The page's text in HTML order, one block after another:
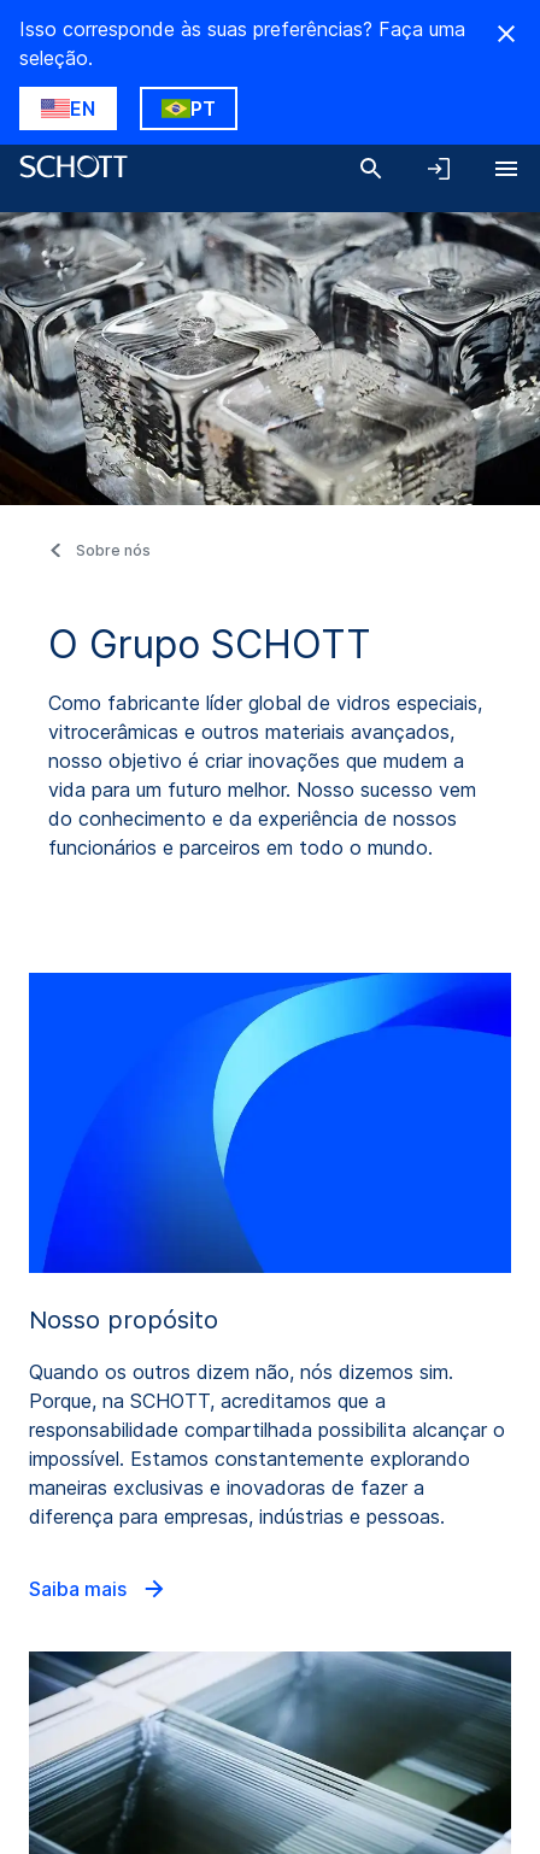
Isso corresponde às suas preferências? Faça uma
seleção.
EN PT
Sobre nós
O Grupo SCHOTT
Como fabricante líder global de vidros especiais,
vitrocerâmicas e outros materiais avançados,
nosso objetivo é criar inovações que mudem a
vida para um futuro melhor. Nosso sucesso vem
do conhecimento e da experiência de nossos
funcionários e parceiros em todo o mundo.
Nosso propósito
Quando os outros dizem não, nós dizemos sim.
Porque, na SCHOTT, acreditamos que a
responsabilidade compartilhada possibilita alcançar o
impossível. Estamos constantemente explorando
maneiras exclusivas e inovadoras de fazer a
diferença para empresas, indústrias e pessoas.
Saiba mais